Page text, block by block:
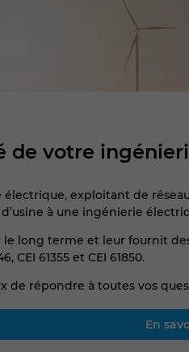
de votre
exploitant de
à une ingénierie
long terme et leur fournit
CEI 61355 et CEI 61850.
de répondre à toutes vos
En